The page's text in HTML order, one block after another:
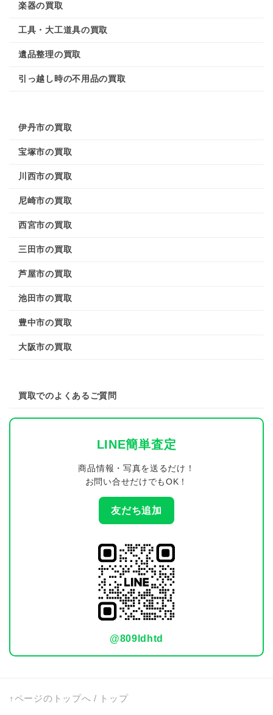
楽器の買取
工具・大工道具の買取
遺品整理の買取
引っ越し時の不用品の買取
伊丹市の買取
宝塚市の買取
川西市の買取
尼崎市の買取
西宮市の買取
三田市の買取
芦屋市の買取
池田市の買取
豊中市の買取
大阪市の買取
買取でのよくあるご質問
LINE簡単査定
商品情報・写真を送るだけ！
お問い合せだけでもOK！
友だち追加
@809ldhtd
↑ページのトップへ / トップ